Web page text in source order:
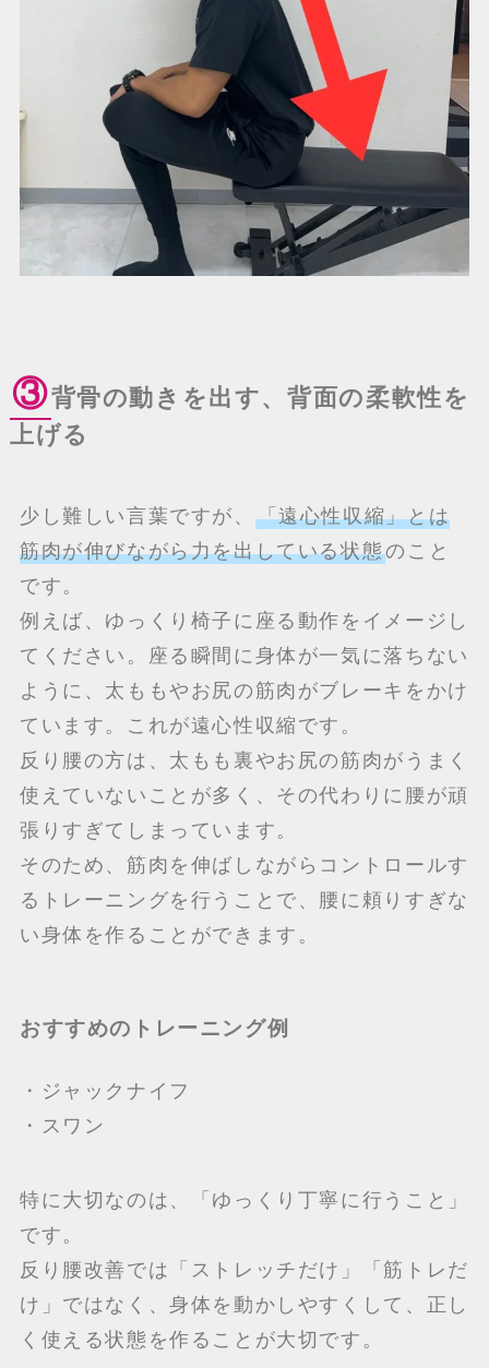
③背骨の動きを出す、背面の柔軟性を
上げる
少し難しい言葉ですが、 「遠心性収縮」とは
筋肉が伸びながら力を出している状態のこと
です。
例えば、ゆっくり椅子に座る動作をイメージし
てください。座る瞬間に身体が一気に落ちない
ように、太ももやお尻の筋肉がブレーキをかけ
ています。これが遠心性収縮です。
反り腰の方は、太もも裏やお尻の筋肉がうまく
使えていないことが多く、その代わりに腰が頑
張りすぎてしまっています。
そのため、筋肉を伸ばしながらコントロールす
るトレーニングを行うことで、腰に頼りすぎな
い身体を作ることができます。
おすすめのトレーニング例
・ジャックナイフ
・スワン
特に大切なのは、「ゆっくり丁寧に行うこと」
です。
反り腰改善では「ストレッチだけ」「筋トレだ
け」ではなく、身体を動かしやすくして、正し
く使える状態を作ることが大切です。